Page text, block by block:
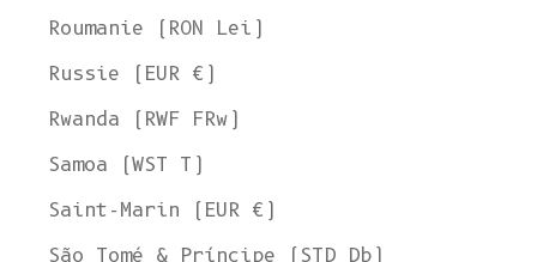
Roumanie (RON Lei)
Russie (EUR €)
Rwanda (RWF FRw)
Samoa (WST T)
Saint-Marin (EUR €)
São Tomé & Príncipe (STD Db)
Welcome to L'ENVERS
prefer: